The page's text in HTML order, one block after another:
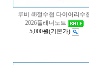
루비 48절수첩 다이어리수
2026플래너노트
5,000원(기본가)